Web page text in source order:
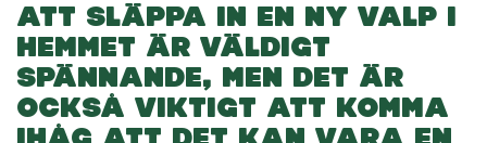
ATT SLÄPPA IN EN NY VALP I
HEMMET ÄR VÄLDIGT
SPÄNNANDE, MEN DET ÄR
OCKSÅ VIKTIGT ATT KOMMA